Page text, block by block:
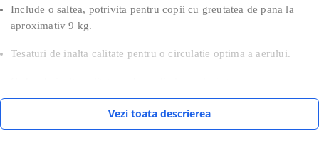
Include o saltea, potrivita pentru copii cu greutatea de pana la
aproximativ 9 kg.
Tesaturi de inalta calitate pentru o circulatie optima a aerului.
Certificat conform standardului DIN EN 1130:2019 + AC:2020.
Vezi toata descrierea